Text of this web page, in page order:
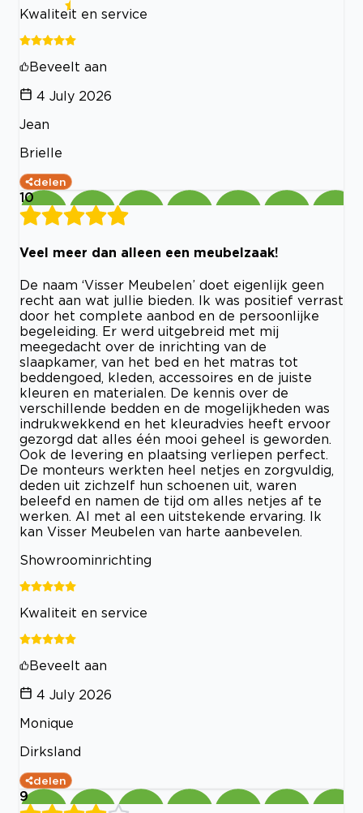
Kwaliteit en service
Beveelt aan
4 July 2026
Jean
Brielle
delen
10
Veel meer dan alleen een meubelzaak!
De naam ‘Visser Meubelen’ doet eigenlijk geen
recht aan wat jullie bieden. Ik was positief verrast
door het complete aanbod en de persoonlijke
begeleiding. Er werd uitgebreid met mij
meegedacht over de inrichting van de
slaapkamer, van het bed en het matras tot
beddengoed, kleden, accessoires en de juiste
kleuren en materialen. De kennis over de
verschillende bedden en de mogelijkheden was
indrukwekkend en het kleuradvies heeft ervoor
gezorgd dat alles één mooi geheel is geworden.
Ook de levering en plaatsing verliepen perfect.
De monteurs werkten heel netjes en zorgvuldig,
deden uit zichzelf hun schoenen uit, waren
beleefd en namen de tijd om alles netjes af te
werken. Al met al een uitstekende ervaring. Ik
kan Visser Meubelen van harte aanbevelen.
Showroominrichting
Kwaliteit en service
Beveelt aan
4 July 2026
Monique
Dirksland
delen
9